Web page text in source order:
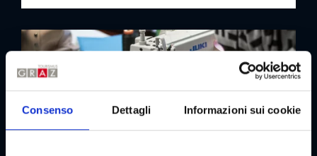
Consenso Dettagli Informazioni sui cookie